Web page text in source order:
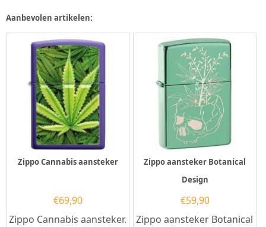
Aanbevolen artikelen:
Zippo Cannabis aansteker
€69,90
Zippo Cannabis aansteker.
Zippo aansteker Botanical
Design
€59,90
Zippo aansteker Botanical